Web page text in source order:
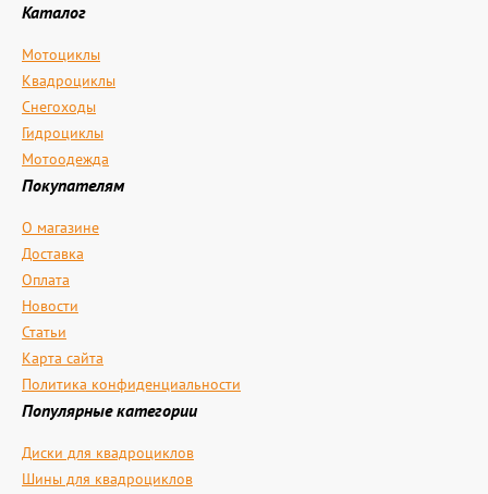
Каталог
Мотоциклы
Квадроциклы
Снегоходы
Гидроциклы
Мотоодежда
Покупателям
О магазине
Доставка
Оплата
Новости
Статьи
Карта сайта
Политика конфиденциальности
Популярные категории
Диски для квадроциклов
Шины для квадроциклов